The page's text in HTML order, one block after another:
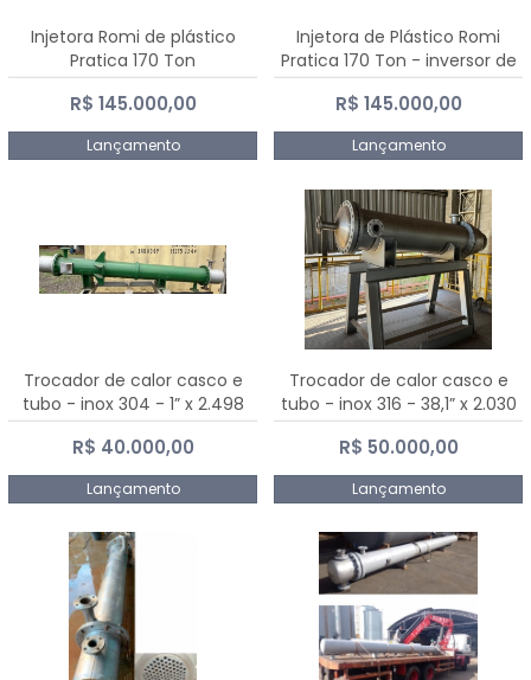
Injetora Romi de plástico
Pratica 170 Ton
R$ 145.000,00
Lançamento
Injetora de Plástico Romi
Pratica 170 Ton - inversor de
frequência NR 12
R$ 145.000,00
Lançamento
Trocador de calor casco e
tubo - inox 304 - 1” x 2.498
mm
R$ 40.000,00
Lançamento
Trocador de calor casco e
tubo - inox 316 - 38,1” x 2.030
mm
R$ 50.000,00
Lançamento